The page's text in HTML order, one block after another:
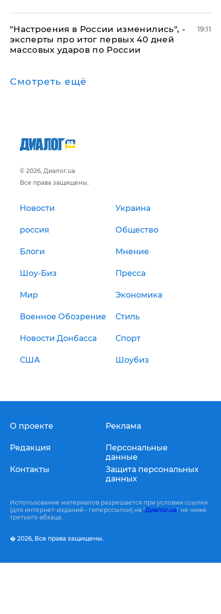
"Настроения в России изменились", -
эксперты про итог первых 40 дней
массовых ударов по России
19:11
Смотреть ещё
© 2026, Диалог.ua
Все права защищены.
Новости Украина
россия Общество
Блоги Мнение
Шоу-Биз Пресса
Мир Экономика
Военное Обозрение Стиль
Новости Донбасса Спорт
США Шоубиз
О проекте
Редакция
Контакты
Реклама
Персональные
данные
Защита персональных
данных
Использование материалов разрешается при условии ссылки
(для интернет-изданий - гиперссылки) на "Диалог.ua" не ниже
третьего абзаца.
� 2026, Все права защищены.